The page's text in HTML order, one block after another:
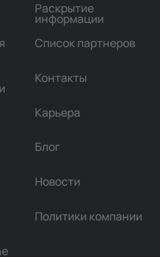
Раскрытие
информации
Список партнеров
Контакты
Карьера
Блог
Новости
Политики компании